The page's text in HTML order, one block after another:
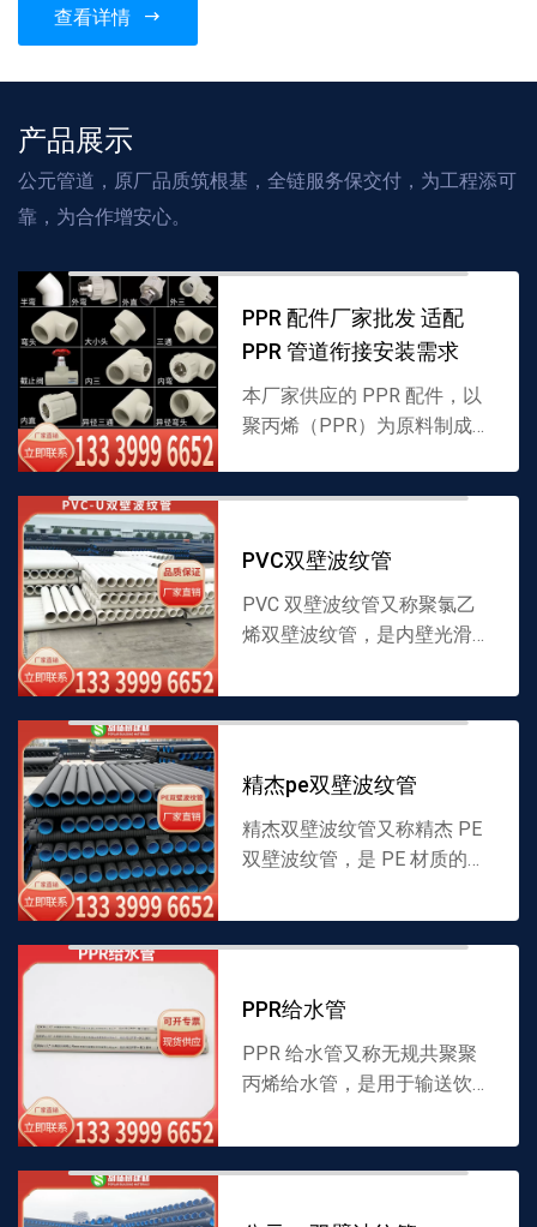
查看详情
产品展示
公元管道，原厂品质筑根基，全链服务保交付，为工程添可
靠，为合作增安心。
PPR 配件厂家批发 适配
PPR 管道衔接安装需求
本厂家供应的 PPR 配件，以
聚丙烯（PPR）为原料制成，
发，详情可联系 133...
PVC双壁波纹管
PVC 双壁波纹管又称聚氯乙
烯双壁波纹管，是内壁光滑、
采用适配材料制成，兼具结构
强度与柔韧性，适配多种液体
精杰pe双壁波纹管
精杰双壁波纹管又称精杰 PE
双壁波纹管，是 PE 材质的波
波纹结构，采用适配材料制
成，兼具强度与柔韧性，适配
PPR给水管
PPR 给水管又称无规共聚聚
丙烯给水管，是用于输送饮用
滑不易结垢，采用适配材料制
成，具备耐腐蚀性，适配各类